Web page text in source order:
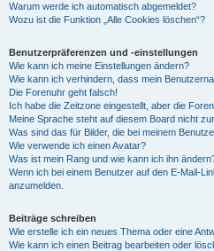
Warum werde ich automatisch abgemeldet?
Wozu ist die Funktion „Alle Cookies löschen“?
Benutzerpräferenzen und -einstellungen
Wie kann ich meine Einstellungen ändern?
Wie kann ich verhindern, dass mein
Die Forenuhr geht falsch!
Ich habe die Zeitzone eingestellt, aber die
Meine Sprache steht auf diesem Board nicht
Was sind das für Bilder, die bei meinem
Wie verwende ich einen Avatar?
Was ist mein Rang und wie kann ich ihn
Wenn ich bei einem Benutzer auf den E-Mail-
anzumelden.
Beiträge schreiben
Wie erstelle ich ein neues Thema oder eine
Wie kann ich einen Beitrag bearbeiten oder